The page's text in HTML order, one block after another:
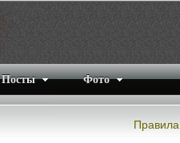
Посты Фото
Правила